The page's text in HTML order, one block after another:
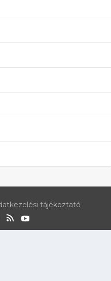
tájékoztató